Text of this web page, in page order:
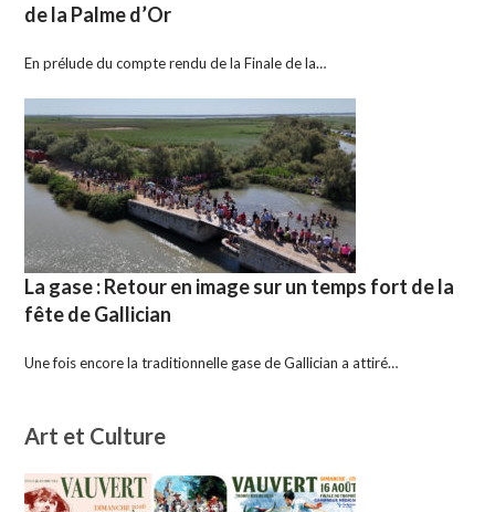
de la Palme d’Or
En prélude du compte rendu de la Finale de la…
La gase : Retour en image sur un temps fort de la
fête de Gallician
Une fois encore la traditionnelle gase de Gallician a attiré…
Art et Culture